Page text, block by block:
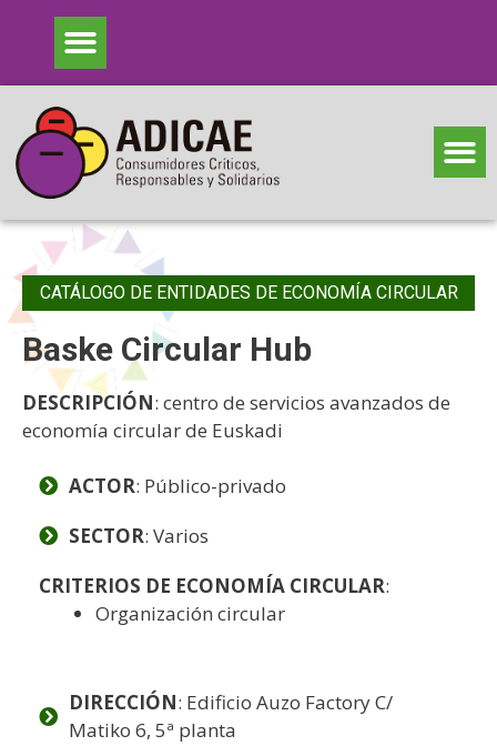
CATÁLOGO DE ENTIDADES DE ECONOMÍA CIRCULAR
Baske Circular Hub
DESCRIPCIÓN: centro de servicios avanzados de
economía circular de Euskadi
ACTOR: Público-privado
SECTOR: Varios
CRITERIOS DE ECONOMÍA CIRCULAR:
Organización circular
DIRECCIÓN: Edificio Auzo Factory C/
Matiko 6, 5ª planta